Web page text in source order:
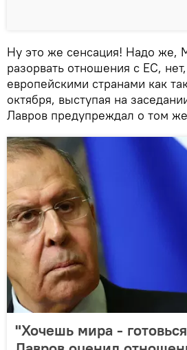
Ну это же сенсация! Надо же,
разорвать отношения с ЕС,
европейскими странами как
октября, выступая на
Лавров предупреждал о том
"Хочешь мира -